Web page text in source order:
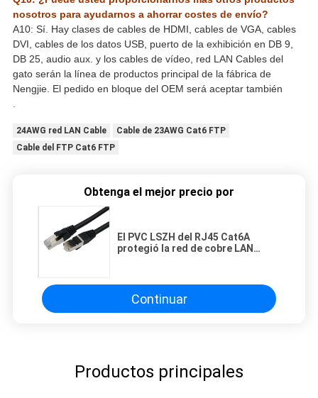
nosotros para ayudarnos a ahorrar costes de envío?
A10: Sí. Hay clases de cables de HDMI, cables de VGA, cables
DVI, cables de los datos USB, puerto de la exhibición en DB 9,
DB 25, audio aux. y los cables de vídeo, red LAN Cables del
gato serán la línea de productos principal de la fábrica de
Nengjie. El pedido en bloque del OEM será aceptar también
.
24AWG red LAN Cable
Cable de 23AWG Cat6 FTP
Cable del FTP Cat6 FTP
Obtenga el mejor precio por
El PVC LSZH del RJ45 Cat6A
protegió la red de cobre LAN
Continuar
Productos principales